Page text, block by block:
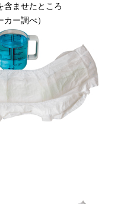
含ませたところ
ー調べ）